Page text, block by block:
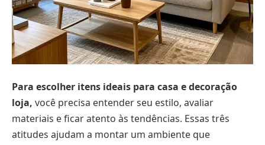
Para escolher itens ideais para casa e decoração
loja, você precisa entender seu estilo, avaliar
materiais e ficar atento às tendências. Essas três
atitudes ajudam a montar um ambiente que